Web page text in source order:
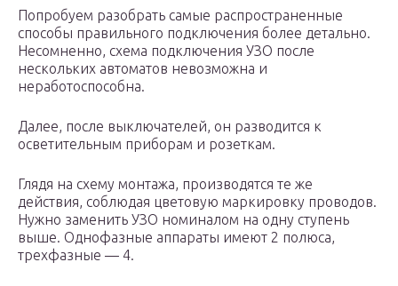
Попробуем разобрать самые распространенные
способы правильного подключения более детально.
Несомненно, схема подключения УЗО после
нескольких автоматов невозможна и
неработоспособна.
Далее, после выключателей, он разводится к
осветительным приборам и розеткам.
Глядя на схему монтажа, производятся те же
действия, соблюдая цветовую маркировку проводов.
Нужно заменить УЗО номиналом на одну ступень
выше. Однофазные аппараты имеют 2 полюса,
трехфазные — 4.